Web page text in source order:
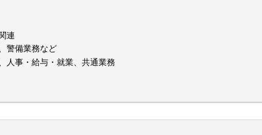
連
警備業務など
人事・給与・就業、共通業務